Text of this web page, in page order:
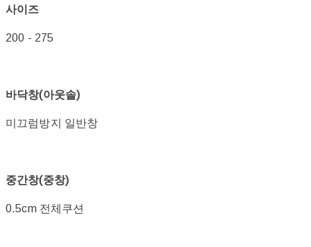
사이즈
200 - 275
바닥창(아웃솔)
미끄럼방지 일반창
중간창(중창)
0.5cm 전체쿠션